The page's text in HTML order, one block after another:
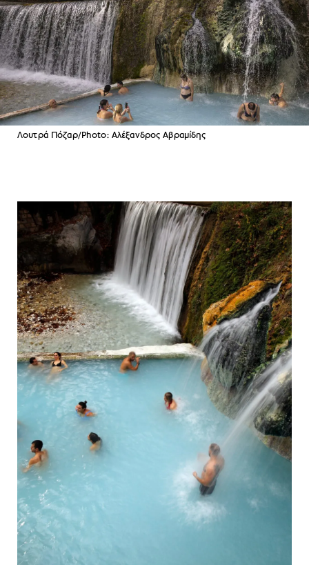
Λουτρά Πόζαρ/Photo: Αλέξανδρος Αβραμίδης